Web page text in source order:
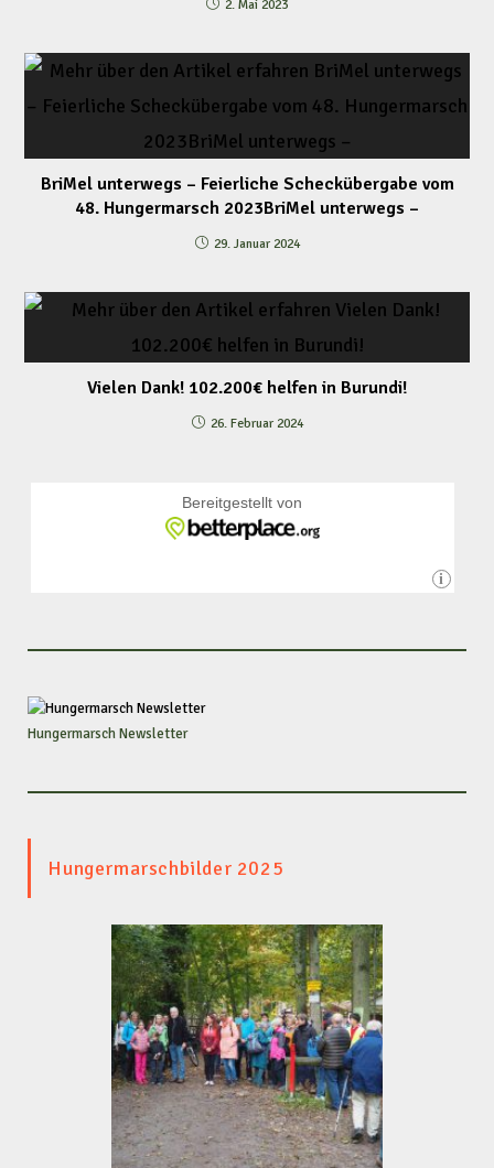
2. Mai 2023
BriMel unterwegs – Feierliche Scheckübergabe vom
48. Hungermarsch 2023BriMel unterwegs –
29. Januar 2024
Vielen Dank! 102.200€ helfen in Burundi!
26. Februar 2024
Hungermarsch Newsletter
Hungermarschbilder 2025